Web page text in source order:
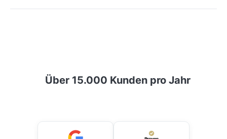
Über 15.000 Kunden pro Jahr